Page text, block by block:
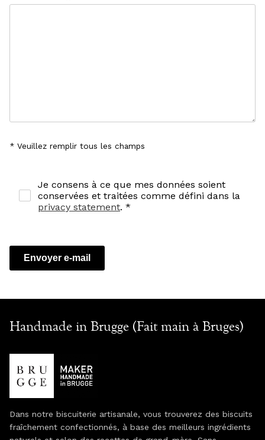
* Veuillez remplir tous les champs
Je consens à ce que mes données soient
conservées et traitées comme défini dans la
privacy statement. *
Envoyer e-mail
Handmade in Brugge (Fait main à Bruges)
Dans notre biscuiterie artisanale, vous trouverez des biscuits
fraîchement confectionnés, à base des meilleurs ingrédients